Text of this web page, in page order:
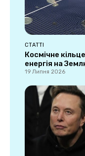
СТАТТІ
Космічне
енергія на
19 Липня 2026